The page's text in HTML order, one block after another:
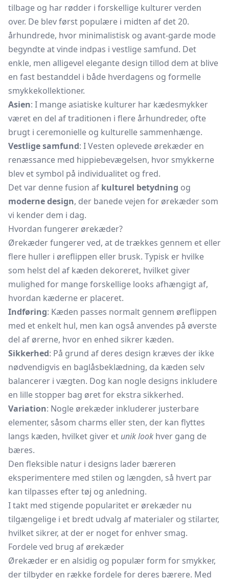
tilbage og har rødder i forskellige kulturer verden
over. De blev først populære i midten af det 20.
århundrede, hvor minimalistisk og avant-garde mode
begyndte at vinde indpas i vestlige samfund. Det
enkle, men alligevel elegante design tillod dem at blive
en fast bestanddel i både hverdagens og formelle
smykkekollektioner.
Asien: I mange asiatiske kulturer har kædesmykker
været en del af traditionen i flere århundreder, ofte
brugt i ceremonielle og kulturelle sammenhænge.
Vestlige samfund: I Vesten oplevede ørekæder en
renæssance med hippiebevægelsen, hvor smykkerne
blev et symbol på individualitet og fred.
Det var denne fusion af kulturel betydning og
moderne design, der banede vejen for ørekæder som
vi kender dem i dag.
Hvordan fungerer ørekæder?
Ørekæder fungerer ved, at de trækkes gennem et eller
flere huller i øreflippen eller brusk. Typisk er hvilke
som helst del af kæden dekoreret, hvilket giver
mulighed for mange forskellige looks afhængigt af,
hvordan kæderne er placeret.
Indføring: Kæden passes normalt gennem øreflippen
med et enkelt hul, men kan også anvendes på øverste
del af ørerne, hvor en enhed sikrer kæden.
Sikkerhed: På grund af deres design kræves der ikke
nødvendigvis en baglåsbeklædning, da kæden selv
balancerer i vægten. Dog kan nogle designs inkludere
en lille stopper bag øret for ekstra sikkerhed.
Variation: Nogle ørekæder inkluderer justerbare
elementer, såsom charms eller sten, der kan flyttes
langs kæden, hvilket giver et unik look hver gang de
bæres.
Den fleksible natur i designs lader bæreren
eksperimentere med stilen og længden, så hvert par
kan tilpasses efter tøj og anledning.
I takt med stigende popularitet er ørekæder nu
tilgængelige i et bredt udvalg af materialer og stilarter,
hvilket sikrer, at der er noget for enhver smag.
Fordele ved brug af ørekæder
Ørekæder er en alsidig og populær form for smykker,
der tilbyder en række fordele for deres bærere. Med